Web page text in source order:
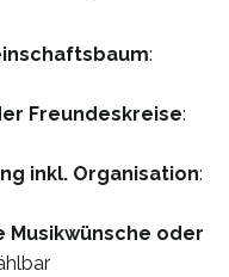
:
Freundeskreise:
inkl. Organisation:
Musikwünsche oder